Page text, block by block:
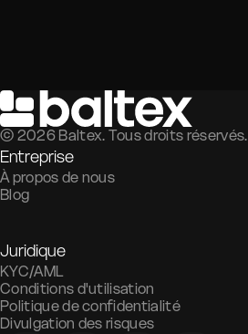
© 2026 Baltex. Tous droits réservés.
Entreprise
À propos de nous
Blog
Juridique
KYC/AML
Conditions d'utilisation
Politique de confidentialité
Divulgation des risques